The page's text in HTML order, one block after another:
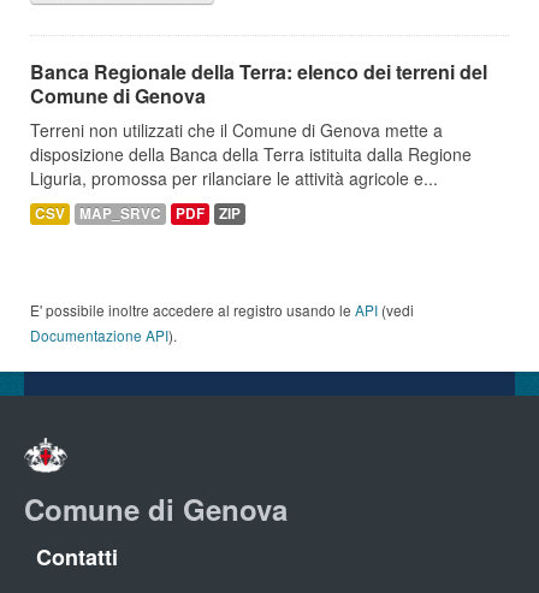
Banca Regionale della Terra: elenco dei terreni del
Comune di Genova
Terreni non utilizzati che il Comune di Genova mette a
disposizione della Banca della Terra istituita dalla Regione
Liguria, promossa per rilanciare le attività agricole e...
CSV MAP_SRVC PDF ZIP
E' possibile inoltre accedere al registro usando le API (vedi
Documentazione API).
Comune di Genova
Contatti